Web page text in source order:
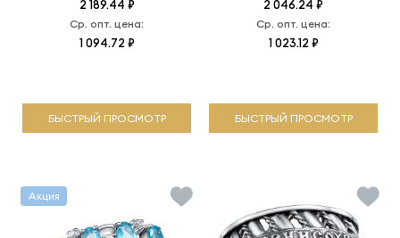
2 189.44 ₽
Ср. опт. цена:
1 094.72 ₽
БЫСТРЫЙ ПРОСМОТР
2 046.24 ₽
Ср. опт. цена:
1 023.12 ₽
БЫСТРЫЙ ПРОСМОТР
Акция